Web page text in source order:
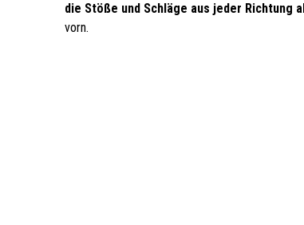
die Stöße und Schläge aus jeder Richtung
vorn.